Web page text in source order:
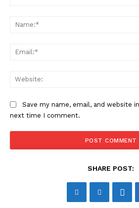
Save my name, email, and website
next time I comment.
SHARE POST: